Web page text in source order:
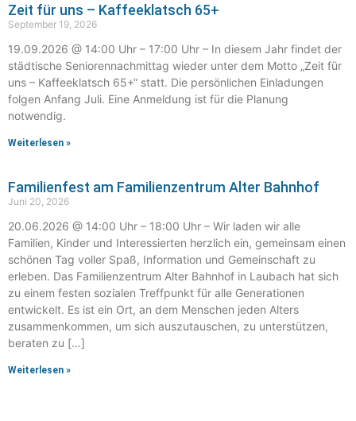
Zeit für uns – Kaffeeklatsch 65+
September 19, 2026
19.09.2026 @ 14:00 Uhr – 17:00 Uhr – In diesem Jahr findet der
städtische Seniorennachmittag wieder unter dem Motto „Zeit für
uns – Kaffeeklatsch 65+“ statt. Die persönlichen Einladungen
folgen Anfang Juli. Eine Anmeldung ist für die Planung
notwendig.
Weiterlesen »
Familienfest am Familienzentrum Alter Bahnhof
Juni 20, 2026
20.06.2026 @ 14:00 Uhr – 18:00 Uhr – Wir laden wir alle
Familien, Kinder und Interessierten herzlich ein, gemeinsam einen
schönen Tag voller Spaß, Information und Gemeinschaft zu
erleben. Das Familienzentrum Alter Bahnhof in Laubach hat sich
zu einem festen sozialen Treffpunkt für alle Generationen
entwickelt. Es ist ein Ort, an dem Menschen jeden Alters
zusammenkommen, um sich auszutauschen, zu unterstützen,
beraten zu […]
Weiterlesen »